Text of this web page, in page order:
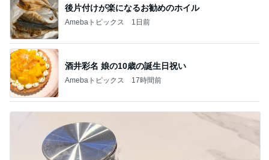
後片付けが楽になるお勧めのホイル
Amebaトピックス 1日前
酒井彩名 娘の10歳の誕生日祝い
Amebaトピックス 17時間前